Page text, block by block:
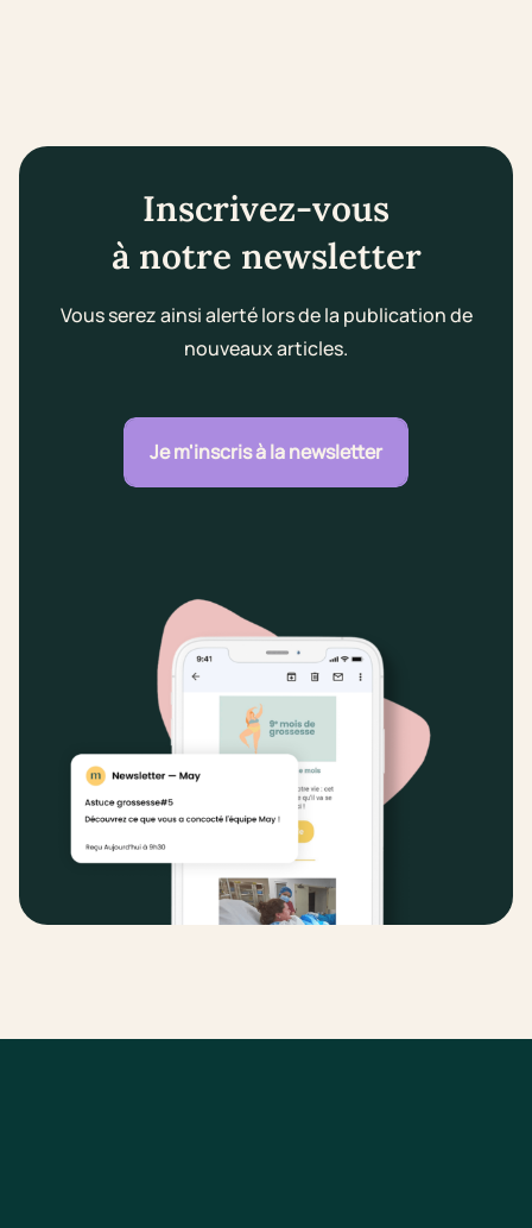
Inscrivez-vous
à notre newsletter
Vous serez ainsi alerté lors de la publication de
nouveaux articles.
Je m'inscris à la newsletter